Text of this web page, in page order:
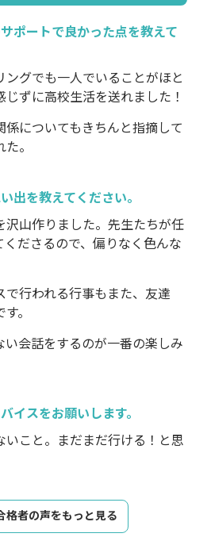
ポートで良かった点を教えて
グでも一人でいることがほと
ずに高校生活を送れました！
係についてもきちんと指摘して
。
出を教えてください。
沢山作りました。先生たちが任
ださるので、偏りなく色んな
で行われる行事もまた、友達
。
会話をするのが一番の楽しみ
イスをお願いします。
こと。まだまだ行ける！と思
格者の声をもっと見る